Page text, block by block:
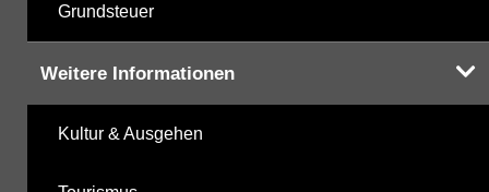
Grundsteuer
Weitere Informationen
Kultur & Ausgehen